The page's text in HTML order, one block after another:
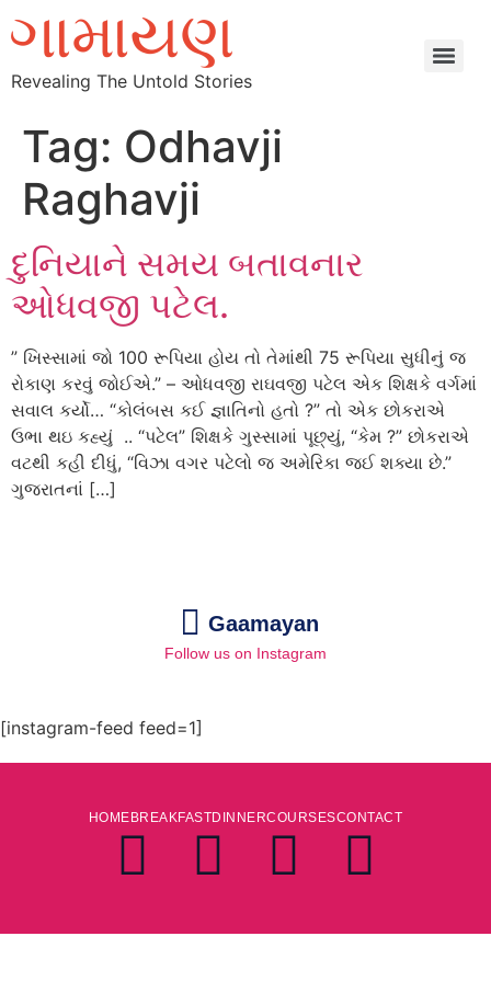
Revealing The Untold Stories
Tag: Odhavji
Raghavji
દુનિયાને સમય બતાવનાર
ઓધવજી પટેલ.
” ખિસ્સામાં જો 100 રૂપિયા હોય તો તેમાંથી 75 રૂપિયા સુધીનું જ
રોકાણ કરવું જોઈએ.” – ઓધવજી રાઘવજી પટેલ એક શિક્ષકે વર્ગમાં
સવાલ કર્યો… “કોલંબસ કઈ જ્ઞાતિનો હતો ?” તો એક છોકરાએ
ઉભા થઇ કહ્યું .. “પટેલ” શિક્ષકે ગુસ્સામાં પૂછ્યું, “કેમ ?” છોકરાએ
વટથી કહી દીધું, “વિઝા વગર પટેલો જ અમેરિકા જઈ શક્યા છે.”
ગુજરાતનાં […]
Gaamayan
Follow us on Instagram
[instagram-feed feed=1]
HOMEBREAKFASTDINNERCOURSESCONTACT